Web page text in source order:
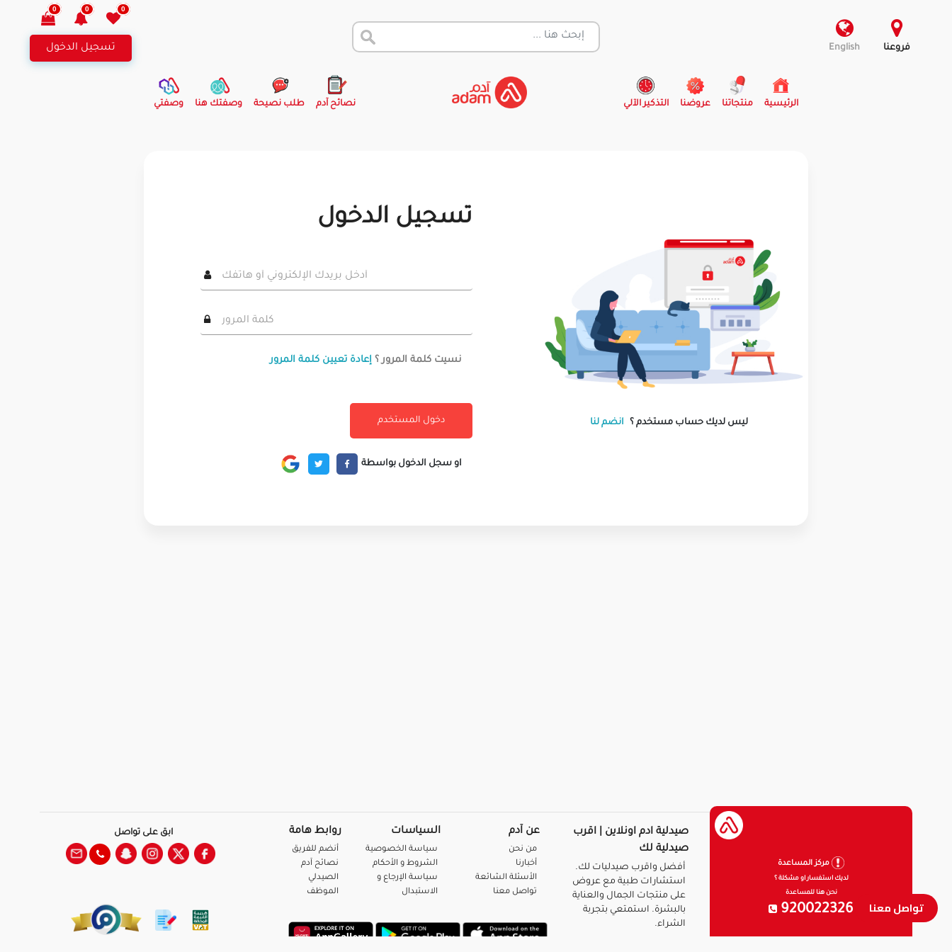
فروعنا English
0
0
0
تسجيل الدخول
الرئيسية
(current) منتجاتنا عروضنا التذكير الآلي نصائح آدم طلب نصيحة وصفتك هنا وصفتي
ليس لديك حساب مستخدم ؟ انضم لنا
تسجيل الدخول
نسيت كلمة المرور ؟ إعادة تعيين كلمة المرور
او سجل الدخول بواسطة
تواصل معنا
مركز المساعدة
لديك استفسار او مشكلة ؟
نحن هنا للمساعدة
920022326
صيدلية ادم اونلاين | اقرب
صيدلية لك
أفضل واقرب صيدليات لك.
استشارات طبية مع عروض
على منتجات الجمال والعناية
بالبشرة. استمتعي بتجربة
الشراء.
عن آدم
من نحن
أخبارنا
الأسئلة الشائعة
تواصل معنا
السياسات
سياسة الخصوصية
الشروط و الأحكام
سياسة الإرجاع و
الاستبدال
روابط هامة
أنضم للفريق
نصائح آدم
الصيدلي
الموظف
ابق على تواصل